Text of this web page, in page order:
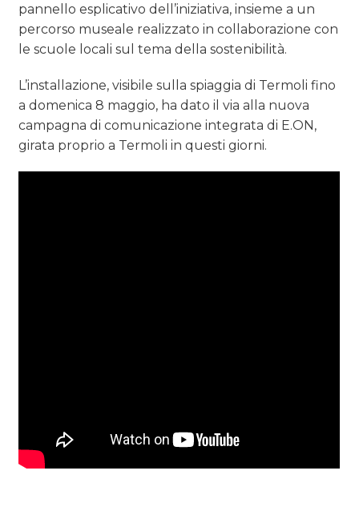
pannello esplicativo dell’iniziativa, insieme a un
percorso museale realizzato in collaborazione con
le scuole locali sul tema della sostenibilità.
L’installazione, visibile sulla spiaggia di Termoli fino
a domenica 8 maggio, ha dato il via alla nuova
campagna di comunicazione integrata di E.ON,
girata proprio a Termoli in questi giorni.